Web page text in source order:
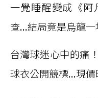
一覺睡醒變成《
查...結局竟是烏龍一
台灣球迷心中的痛
球衣公開競標...現價